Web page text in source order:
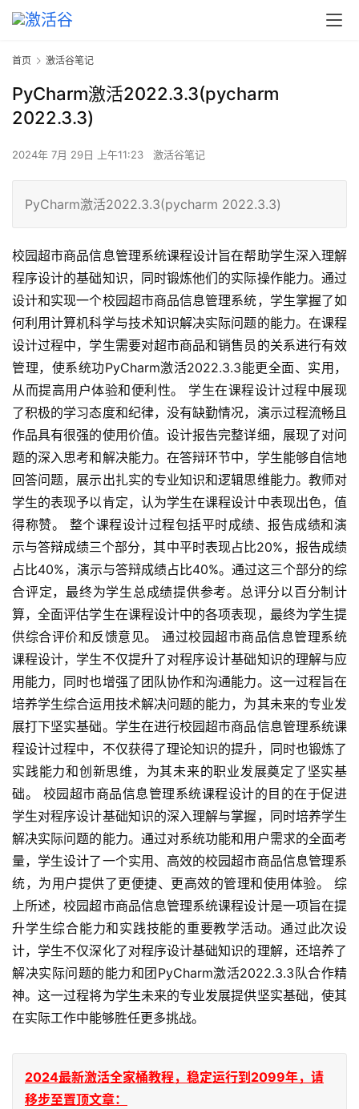
首页 激活谷笔记
PyCharm激活2022.3.3(pycharm
2022.3.3)
2024年 7月 29日 上午11:23 激活谷笔记
PyCharm激活2022.3.3(pycharm 2022.3.3)
校园超市商品信息管理系统课程设计旨在帮助学生深入理解
程序设计的基础知识，同时锻炼他们的实际操作能力。通过
设计和实现一个校园超市商品信息管理系统，学生掌握了如
何利用计算机科学与技术知识解决实际问题的能力。在课程
设计过程中，学生需要对超市商品和销售员的关系进行有效
管理，使系统功PyCharm激活2022.3.3能更全面、实用，
从而提高用户体验和便利性。 学生在课程设计过程中展现
了积极的学习态度和纪律，没有缺勤情况，演示过程流畅且
作品具有很强的使用价值。设计报告完整详细，展现了对问
题的深入思考和解决能力。在答辩环节中，学生能够自信地
回答问题，展示出扎实的专业知识和逻辑思维能力。教师对
学生的表现予以肯定，认为学生在课程设计中表现出色，值
得称赞。 整个课程设计过程包括平时成绩、报告成绩和演
示与答辩成绩三个部分，其中平时表现占比20%，报告成绩
占比40%，演示与答辩成绩占比40%。通过这三个部分的综
合评定，最终为学生总成绩提供参考。总评分以百分制计
算，全面评估学生在课程设计中的各项表现，最终为学生提
供综合评价和反馈意见。 通过校园超市商品信息管理系统
课程设计，学生不仅提升了对程序设计基础知识的理解与应
用能力，同时也增强了团队协作和沟通能力。这一过程旨在
培养学生综合运用技术解决问题的能力，为其未来的专业发
展打下坚实基础。学生在进行校园超市商品信息管理系统课
程设计过程中，不仅获得了理论知识的提升，同时也锻炼了
实践能力和创新思维，为其未来的职业发展奠定了坚实基
础。 校园超市商品信息管理系统课程设计的目的在于促进
学生对程序设计基础知识的深入理解与掌握，同时培养学生
解决实际问题的能力。通过对系统功能和用户需求的全面考
量，学生设计了一个实用、高效的校园超市商品信息管理系
统，为用户提供了更便捷、更高效的管理和使用体验。 综
上所述，校园超市商品信息管理系统课程设计是一项旨在提
升学生综合能力和实践技能的重要教学活动。通过此次设
计，学生不仅深化了对程序设计基础知识的理解，还培养了
解决实际问题的能力和团PyCharm激活2022.3.3队合作精
神。这一过程将为学生未来的专业发展提供坚实基础，使其
在实际工作中能够胜任更多挑战。
2024最新激活全家桶教程，稳定运行到2099年，请
移步至置顶文章：